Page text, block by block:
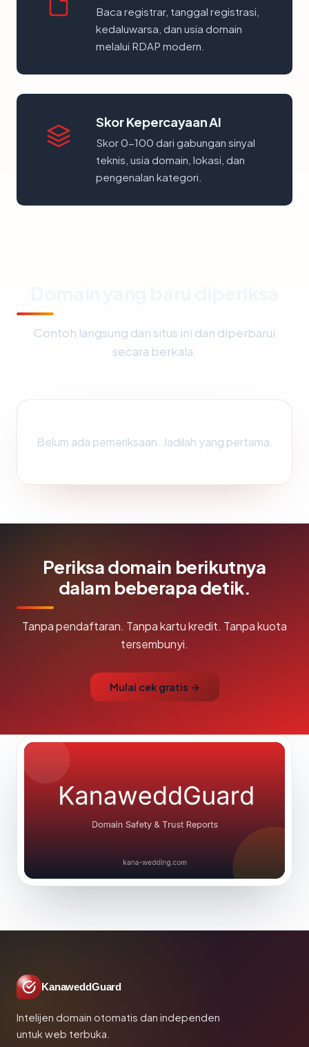
Baca registrar, tanggal registrasi,
kedaluwarsa, dan usia domain
melalui RDAP modern.
Skor Kepercayaan AI
Skor 0-100 dari gabungan sinyal
teknis, usia domain, lokasi, dan
pengenalan kategori.
Contoh langsung dari situs ini dan diperbarui
secara berkala.
Belum ada pemeriksaan. Jadilah yang pertama.
Periksa domain berikutnya
dalam beberapa detik.
Tanpa pendaftaran. Tanpa kartu kredit. Tanpa kuota
tersembunyi.
Mulai cek gratis →
KanaweddGuard
Intelijen domain otomatis dan independen
untuk web terbuka.